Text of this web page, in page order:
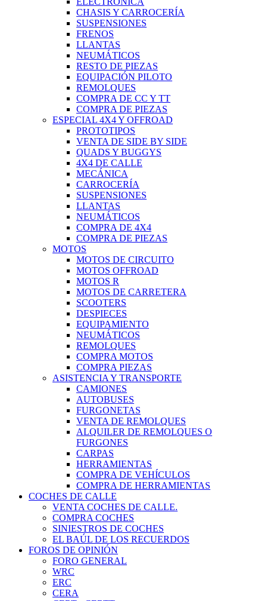
CHASIS Y CARROCERÍA
SUSPENSIONES
FRENOS
LLANTAS
NEUMÁTICOS
RESTO DE PIEZAS
EQUIPACIÓN PILOTO
REMOLQUES
COMPRA DE CC Y TT
COMPRA DE PIEZAS
ESPECIAL 4X4 Y OFFROAD
PROTOTIPOS
VENTA DE SIDE BY SIDE
QUADS Y BUGGYS
4X4 DE CALLE
MECÁNICA
CARROCERÍA
SUSPENSIONES
LLANTAS
NEUMÁTICOS
COMPRA DE 4X4
COMPRA DE PIEZAS
MOTOS
MOTOS DE CIRCUITO
MOTOS OFFROAD
MOTOS R
MOTOS DE CARRETERA
SCOOTERS
DESPIECES
EQUIPAMIENTO
NEUMÁTICOS
REMOLQUES
COMPRA MOTOS
COMPRA PIEZAS
ASISTENCIA Y TRANSPORTE
CAMIONES
AUTOBUSES
FURGONETAS
VENTA DE REMOLQUES
ALQUILER DE REMOLQUES O
FURGONES
CARPAS
HERRAMIENTAS
COMPRA DE VEHÍCULOS
COMPRA DE HERRAMIENTAS
COCHES DE CALLE
VENTA COCHES DE CALLE.
COMPRA COCHES
SINIESTROS DE COCHES
EL BAÚL DE LOS RECUERDOS
FOROS DE OPINIÓN
FORO GENERAL
WRC
ERC
CERA